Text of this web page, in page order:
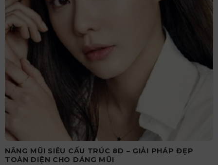
NÂNG MŨI SIÊU CẤU TRÚC 8D – GIẢI PHÁP ĐẸP
TOÀN DIỆN CHO DÁNG MŨI